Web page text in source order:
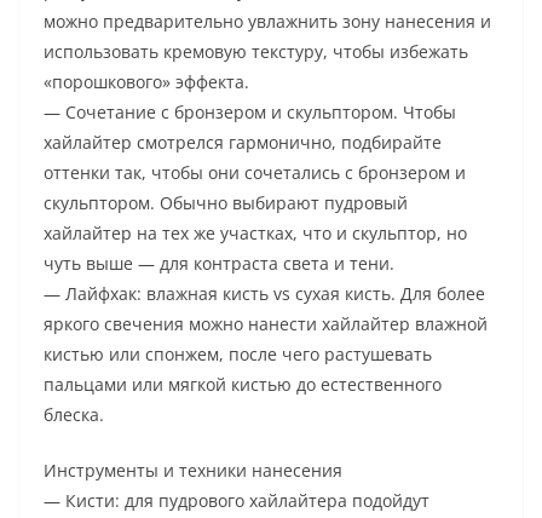
можно предварительно увлажнить зону нанесения и
использовать кремовую текстуру, чтобы избежать
«порошкового» эффекта.
— Сочетание с бронзером и скульптором. Чтобы
хайлайтер смотрелся гармонично, подбирайте
оттенки так, чтобы они сочетались с бронзером и
скульптором. Обычно выбирают пудровый
хайлайтер на тех же участках, что и скульптор, но
чуть выше — для контраста света и тени.
— Лайфхак: влажная кисть vs сухая кисть. Для более
яркого свечения можно нанести хайлайтер влажной
кистью или спонжем, после чего растушевать
пальцами или мягкой кистью до естественного
блеска.
Инструменты и техники нанесения
— Кисти: для пудрового хайлайтера подойдут